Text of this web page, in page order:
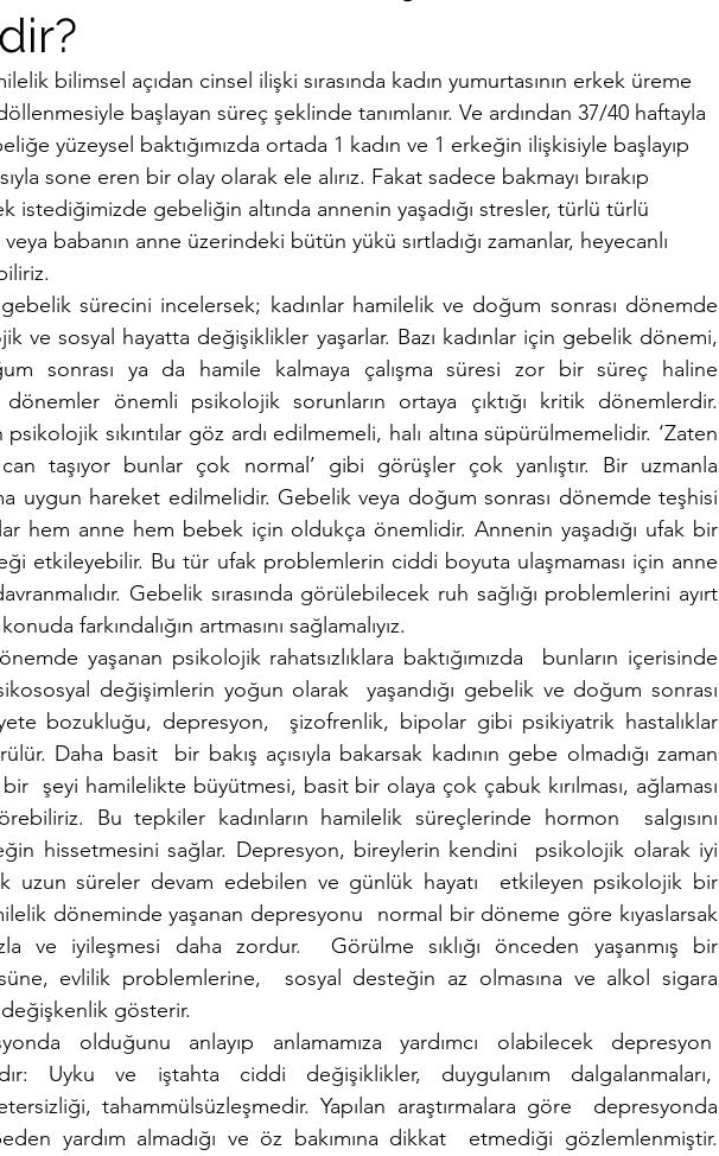
bilimsel açıdan cinsel ilişki sırasında kadın yumurtasının erkek üreme
başlayan süreç şeklinde tanımlanır. Ve ardından 37/40 haftayla
yüzeysel baktığımızda ortada 1 kadın ve 1 erkeğin ilişkisiyle başlayıp
sone eren bir olay olarak ele alırız. Fakat sadece bakmayı bırakıp
istediğimizde gebeliğin altında annenin yaşadığı stresler, türlü türlü
babanın anne üzerindeki bütün yükü sırtladığı zamanlar, heyecanlı
sürecini incelersek; kadınlar hamilelik ve doğum sonrası dönemde
ve sosyal hayatta değişiklikler yaşarlar. Bazı kadınlar için gebelik dönemi,
sonrası ya da hamile kalmaya çalışma süresi zor bir süreç haline
önemli psikolojik sorunların ortaya çıktığı kritik dönemlerdir.
sıkıntılar göz ardı edilmemeli, halı altına süpürülmemelidir. ‘Zaten
taşıyor bunlar çok normal’ gibi görüşler çok yanlıştır. Bir uzmanla
uygun hareket edilmelidir. Gebelik veya doğum sonrası dönemde teşhisi
hem anne hem bebek için oldukça önemlidir. Annenin yaşadığı ufak bir
etkileyebilir. Bu tür ufak problemlerin ciddi boyuta ulaşmaması için anne
Gebelik sırasında görülebilecek ruh sağlığı problemlerini ayırt
farkındalığın artmasını sağlamalıyız.
yaşanan psikolojik rahatsızlıklara baktığımızda  bunların içerisinde
değişimlerin yoğun olarak  yaşandığı gebelik ve doğum sonrası
bozukluğu, depresyon,  şizofrenlik, bipolar gibi psikiyatrik hastalıklar
Daha basit  bir bakış açısıyla bakarsak kadının gebe olmadığı zaman
bir  şeyi hamilelikte büyütmesi, basit bir olaya çok çabuk kırılması, ağlaması
Bu tepkiler kadınların hamilelik süreçlerinde hormon  salgısını
hissetmesini sağlar. Depresyon, bireylerin kendini  psikolojik olarak iyi
uzun süreler devam edebilen ve günlük hayatı  etkileyen psikolojik bir
döneminde yaşanan depresyonu  normal bir döneme göre kıyaslarsak
ve iyileşmesi daha zordur.  Görülme sıklığı önceden yaşanmış bir
evlilik problemlerine,  sosyal desteğin az olmasına ve alkol sigara
değişkenlik gösterir.
olduğunu anlayıp anlamamıza yardımcı olabilecek depresyon
Uyku ve iştahta ciddi değişiklikler, duygulanım dalgalanmaları,
tahammülsüzleşmedir. Yapılan araştırmalara göre  depresyonda
yardım almadığı ve öz bakımına dikkat  etmediği gözlemlenmiştir.